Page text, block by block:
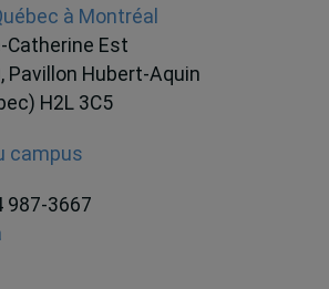
à Montréal
Catherine Est
Pavillon Hubert-Aquin
H2L 3C5
campus
987-3667